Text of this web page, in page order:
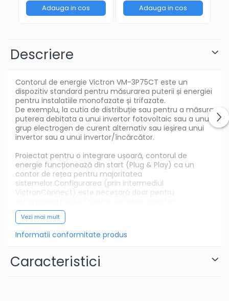
Adauga in cos Adauga in cos
Descriere
Contorul de energie Victron VM-3P75CT este un
dispozitiv standard pentru măsurarea puterii și energiei
pentru instalatiile monofazate și trifazate.
De exemplu, la cutia de distribuție sau pentru a măsura
puterea debitata a unui invertor fotovoltaic sau a unui
grup electrogen de curent alternativ sau ieșirea unui
invertor sau a unui invertor/încărcător.
Proiectat pentru o integrare ușoară, contorul de
energie funcționează din start (Plug & Play) ca un
contor de rețea pentru majoritatea
sistemelor.Configurarea (prin intermediul
VictronConnect) este necesară doar pentru
fotovoltaic, generator de curent alternativ sau sarcină
de curent alternativ) și configurarea manuală a IP-ului,
Vezi mai mult
Informatii conformitate produs
Caracteristici